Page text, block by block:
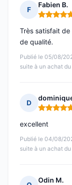
F
Fabien B.
Note : 5
Publié le 05/08/
suite à un achat
Très satisfait de
de qualité.
D
Note : 5
Publié le 04/08/
suite à un achat
excellent
Odin M.